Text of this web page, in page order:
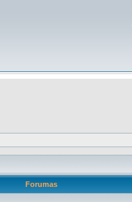
Forumas